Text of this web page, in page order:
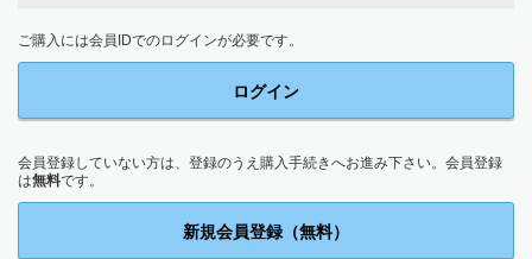
ご購入には会員IDでのログインが必要です。
ログイン
会員登録していない方は、登録のうえ購入手続きへお進み下さい。会員登録
は無料です。
新規会員登録（無料）